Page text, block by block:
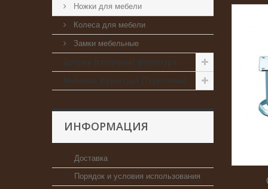
Ножки для мебели
Колеса для мебели
Замки мебельные
Дверна (столярна) фурнітура
ИНФОРМАЦИЯ
Доставка
Порядок и условия использования